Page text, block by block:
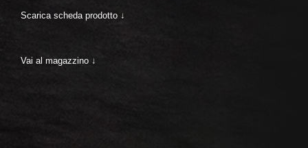
Scarica scheda prodotto ↓
Vai al magazzino ↓